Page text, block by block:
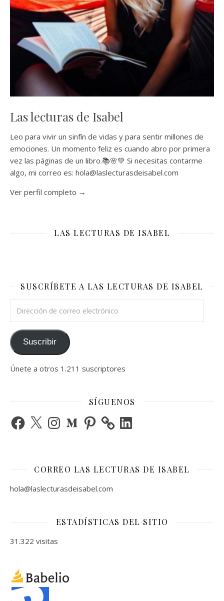
Las lecturas de Isabel
Leo para vivir un sinfín de vidas y para sentir millones de
emociones. Un momento feliz es cuando abro por primera
vez las páginas de un libro.📚🌸💚 Si necesitas contarme
algo, mi correo es: hola@laslecturasdeisabel.com
Ver perfil completo →
LAS LECTURAS DE ISABEL
SUSCRÍBETE A LAS LECTURAS DE ISABEL
Suscribir
Únete a otros 1.211 suscriptores
SÍGUENOS
Facebook
X InstagramMediumPinterest LinkedIn
CORREO LAS LECTURAS DE ISABEL
hola@laslecturasdeisabel.com
ESTADÍSTICAS DEL SITIO
31.322 visitas